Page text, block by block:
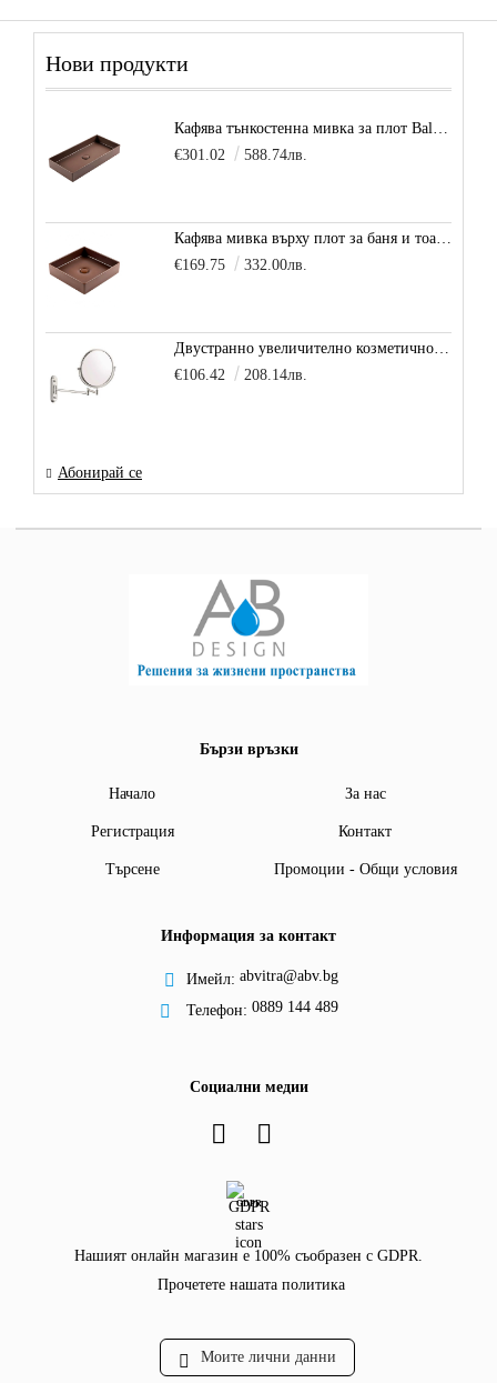
Нови продукти
€301.02
588.74лв.
Кафява мивка върху плот за баня и тоалетна Decente, цвят - карамел
€169.75
332.00лв.
Двустранно увеличително козметично огледало за баня Vitra Arkitekt
€106.42
208.14лв.
Абонирай се
Бързи връзки
Начало За нас
Регистрация Контакт
Търсене Промоции - Общи условия
Информация за контакт
Имейл: abvitra@abv.bg
Телефон: 0889 144 489
Социални медии
GDPR
Нашият онлайн магазин е 100% съобразен с GDPR.
Прочетете нашата политика
Моите лични данни